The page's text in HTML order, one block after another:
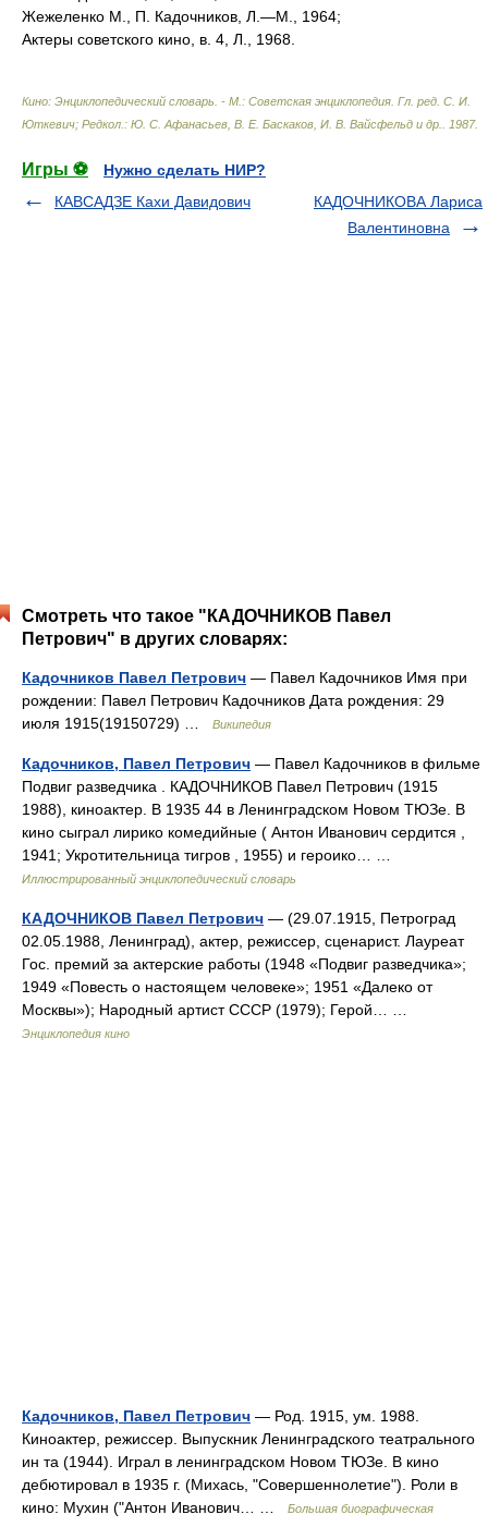
Жежеленко М., П. Кадочников, Л.—М., 1964;
Актеры советского кино, в. 4, Л., 1968.
Кино: Энциклопедический словарь. - М.: Советская энциклопедия Гл. ред. С. И.
Юткевич; Редкол.: Ю. С. Афанасьев, В. Е. Баскаков, И. В. Вайсфельд и др.
1987.
Игры ⚽
Нужно сделать НИР?
КАВСАДЗЕ Кахи Давидович
КАДОЧНИКОВА Лариса
Валентиновна
Смотреть что такое "КАДОЧНИКОВ Павел
Петрович" в других словарях:
Кадочников Павел Петрович — Павел Кадочников Имя при
рождении: Павел Петрович Кадочников Дата рождения: 29
июля 1915(19150729) …
Википедия
Кадочников, Павел Петрович — Павел Кадочников в фильме
Подвиг разведчика . КАДОЧНИКОВ Павел Петрович (1915
1988), киноактер. В 1935 44 в Ленинградском Новом ТЮЗе. В
кино сыграл лирико комедийные ( Антон Иванович сердится ,
1941; Укротительница тигров , 1955) и героико… …
Иллюстрированный энциклопедический словарь
КАДОЧНИКОВ Павел Петрович — (29.07.1915, Петроград
02.05.1988, Ленинград), актер, режиссер, сценарист. Лауреат
Гос. премий за актерские работы (1948 «Подвиг разведчика»;
1949 «Повесть о настоящем человеке»; 1951 «Далеко от
Москвы»); Народный артист СССР (1979); Герой… …
Энциклопедия кино
Кадочников, Павел Петрович — Род. 1915, ум. 1988.
Киноактер, режиссер. Выпускник Ленинградского театрального
ин та (1944). Играл в ленинградском Новом ТЮЗе. В кино
дебютировал в 1935 г. (Михась, "Совершеннолетие"). Роли в
кино: Мухин ("Антон Иванович… …
Большая биографическая